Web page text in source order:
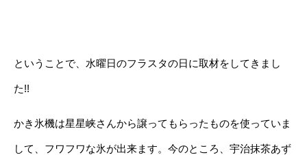
ということで、水曜日のフラスタの日に取材をしてきまし
た!!
かき氷機は星星峡さんから譲ってもらったものを使っていま
して、フワフワな氷が出来ます。今のところ、宇治抹茶あず